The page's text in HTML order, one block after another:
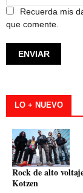
Recuerda mis
que comente.
LO + NUEVO
Rock de alto
Kotzen